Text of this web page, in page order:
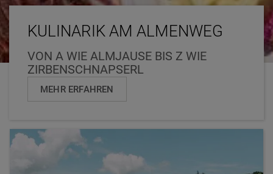
KULINARIK AM ALMENWEG
VON A WIE ALMJAUSE BIS Z WIE
ZIRBENSCHNAPSERL
MEHR ERFAHREN